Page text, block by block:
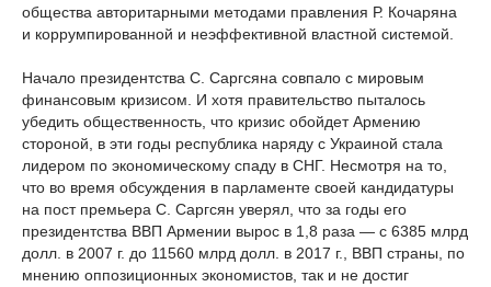
общества авторитарными методами правления Р. Кочаряна
и коррумпированной и неэффективной властной системой.
Начало президентства С. Саргсяна совпало с мировым
финансовым кризисом. И хотя правительство пыталось
убедить общественность, что кризис обойдет Армению
стороной, в эти годы республика наряду с Украиной стала
лидером по экономическому спаду в СНГ. Несмотря на то,
что во время обсуждения в парламенте своей кандидатуры
на пост премьера С. Саргсян уверял, что за годы его
президентства ВВП Армении вырос в 1,8 раза — с 6385 млрд
долл. в 2007 г. до 11560 млрд долл. в 2017 г., ВВП страны, по
мнению оппозиционных экономистов, так и не достиг